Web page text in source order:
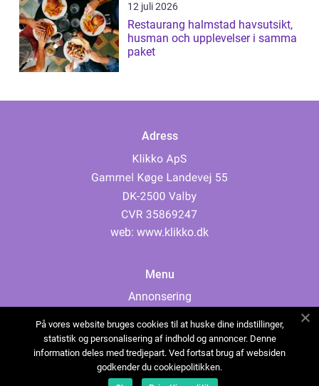
12 juli 2026
Restaurang halmstad havsutsikt,
husman och upplevelser i samma
paket
Adress
web: www.klikko.dk
Menu
Annonsering
Cookies
Kontakta oss
Sitemap
På vores website bruges cookies til at huske dine indstillinger,
statistik og personalisering af indhold og annoncer. Denne
information deles med tredjepart. Ved fortsat brug af websiden
godkender du cookiepolitikken.